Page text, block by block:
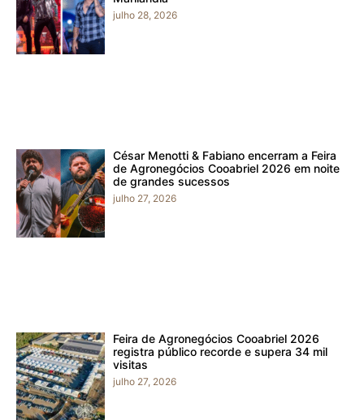
julho 28, 2026
César Menotti & Fabiano encerram a Feira
de Agronegócios Cooabriel 2026 em noite
de grandes sucessos
julho 27, 2026
Feira de Agronegócios Cooabriel 2026
registra público recorde e supera 34 mil
visitas
julho 27, 2026